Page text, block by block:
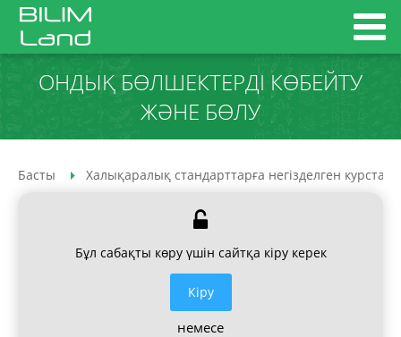
ОНДЫҚ БӨЛШЕКТЕРДІ КӨБЕЙТУ
ЖӘНЕ БӨЛУ
Басты Халықаралық стандарттарға негізделген курстар
Бұл сабақты көру үшін сайтқа кіру керек
Кiру
немесе